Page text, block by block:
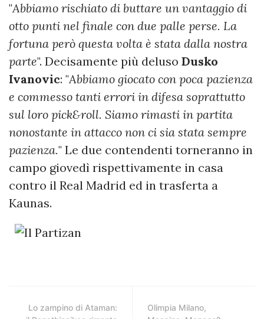
"Abbiamo rischiato di buttare un vantaggio di
otto punti nel finale con due palle perse. La
fortuna però questa volta è stata dalla nostra
parte". Decisamente più deluso Dusko
Ivanovic: "Abbiamo giocato con poca pazienza
e commesso tanti errori in difesa soprattutto
sul loro pick&roll. Siamo rimasti in partita
nonostante in attacco non ci sia stata sempre
pazienza." Le due contendenti torneranno in
campo giovedì rispettivamente in casa
contro il Real Madrid ed in trasferta a
Kaunas.
Lo zampino di Ataman:
Olimpia Milano,